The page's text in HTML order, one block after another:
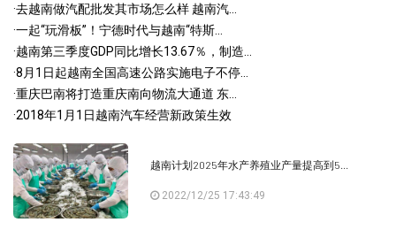
·去越南做汽配批发其市场怎么样 越南汽...
·一起“玩滑板”！宁德时代与越南“特斯...
·越南第三季度GDP同比增长13.67％，制造...
·8月1日起越南全国高速公路实施电子不停...
·重庆巴南将打造重庆南向物流大通道 东...
·2018年1月1日越南汽车经营新政策生效
越南计划2025年水产养殖业产量提高到5...
2022/12/25 17:43:49